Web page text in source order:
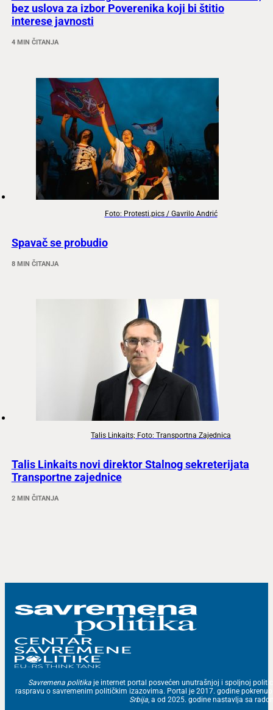
bez uslova za izbor Poverenika koji bi štitio
interese javnosti
4 MIN ČITANJA
Foto: Protesti.pics / Gavrilo Andrić
Spavač se probudio
8 MIN ČITANJA
Talis Linkaits; Foto: Transportna Zajednica
Talis Linkaits novi direktor Stalnog sekreterijata
Transportne zajednice
2 MIN ČITANJA
Savremena politika je internet portal posvećen unutrašnjoj i spoljnoj
raspravu o savremenim političkim izazovima. Portal je 2017. godine
Srbija , a od 2025. godine nastavlja sa